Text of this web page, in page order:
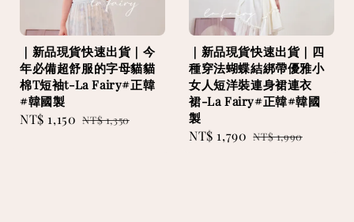
｜新品現貨快速出貨｜今
年必備超舒服的字母貓貓
棉T短袖t-La Fairy#正韓
#韓國製
Sale
NT$ 1,150 Regular
NT$ 1,350
｜新品現貨快速出貨｜四
種穿法蝴蝶結綁帶優雅小
女人短洋裝連身裙連衣
裙-La Fairy#正韓#韓國
製
Sale
NT$ 1,790 Regular
NT$ 1,990